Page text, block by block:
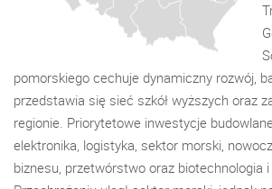
pomorskiego cechuje dynamiczny rozwój,
przedstawia się sieć szkół wyższych oraz
regionie. Priorytetowe inwestycje
elektronika, logistyka, sektor morski,
biznesu, przetwórstwo oraz biotechnologia